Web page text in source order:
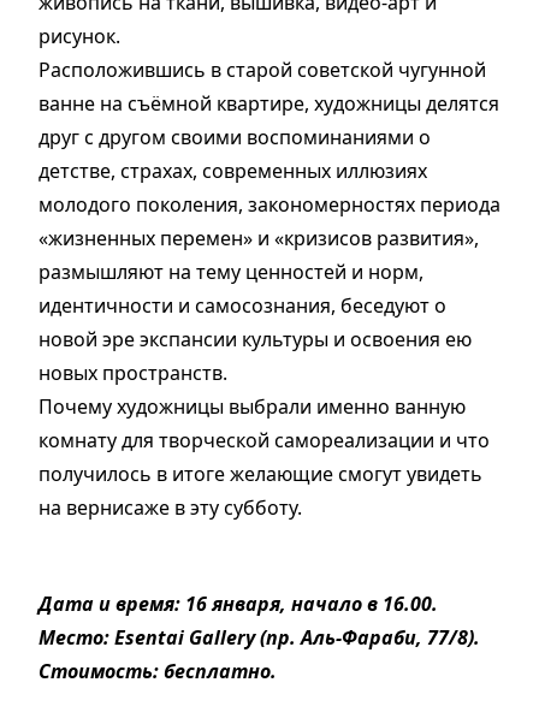
рисунок.
Расположившись в старой советской чугунной
ванне на съёмной квартире, художницы делятся
друг с другом своими воспоминаниями о
детстве, страхах, современных иллюзиях
молодого поколения, закономерностях периода
«жизненных перемен» и «кризисов развития»,
размышляют на тему ценностей и норм,
идентичности и самосознания, беседуют о
новой эре экспансии культуры и освоения ею
новых пространств.
Почему художницы выбрали именно ванную
комнату для творческой самореализации и что
получилось в итоге желающие смогут увидеть
на вернисаже в эту субботу.
Дата и время: 16 января, начало в 16.00.
Место: Esentai Gallery (пр. Аль-Фараби, 77/8).
Стоимость: бесплатно.